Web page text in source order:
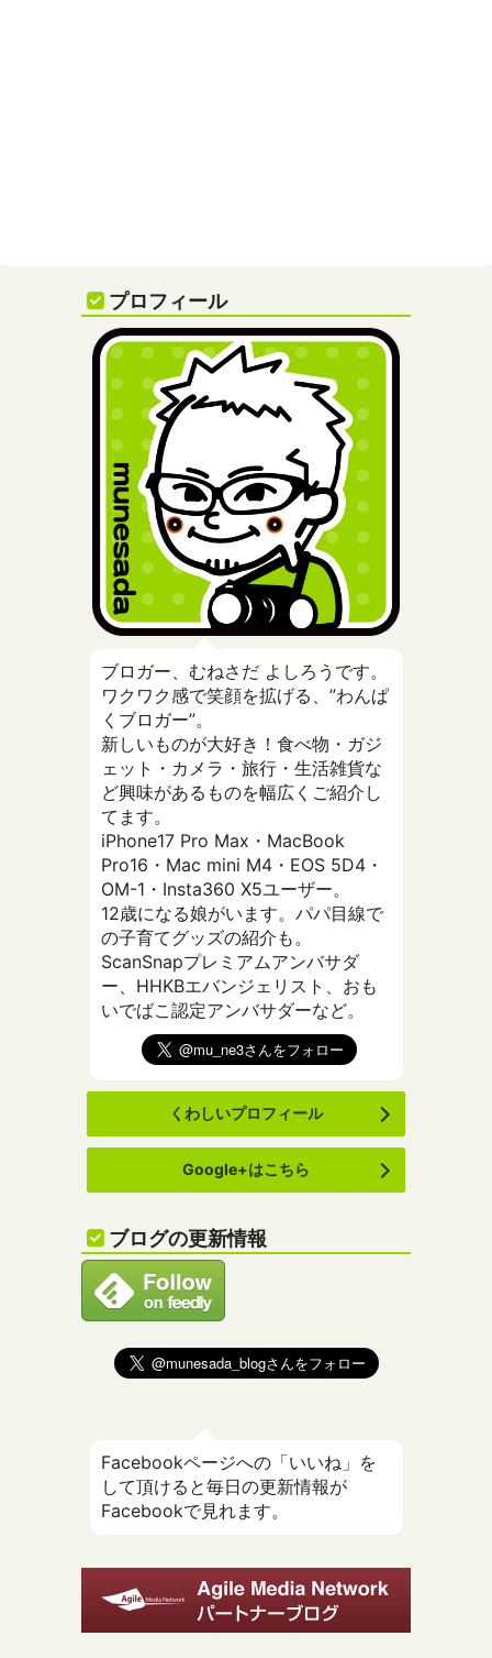
プロフィール
ブロガー、むねさだ よしろうです。
ワクワク感で笑顔を拡げる、”わんぱ
くブロガー”。
新しいものが大好き！食べ物・ガジ
ェット・カメラ・旅行・生活雑貨な
ど興味があるものを幅広くご紹介し
てます。
iPhone17 Pro Max・MacBook
Pro16・Mac mini M4・EOS 5D4・
OM-1・Insta360 X5ユーザー。
12歳になる娘がいます。パパ目線で
の子育てグッズの紹介も。
ScanSnapプレミアムアンバサダ
ー、HHKBエバンジェリスト、おも
いでばこ認定アンバサダーなど。
くわしいプロフィール
Google+はこちら
ブログの更新情報
Facebookページへの「いいね」を
して頂けると毎日の更新情報が
Facebookで見れます。